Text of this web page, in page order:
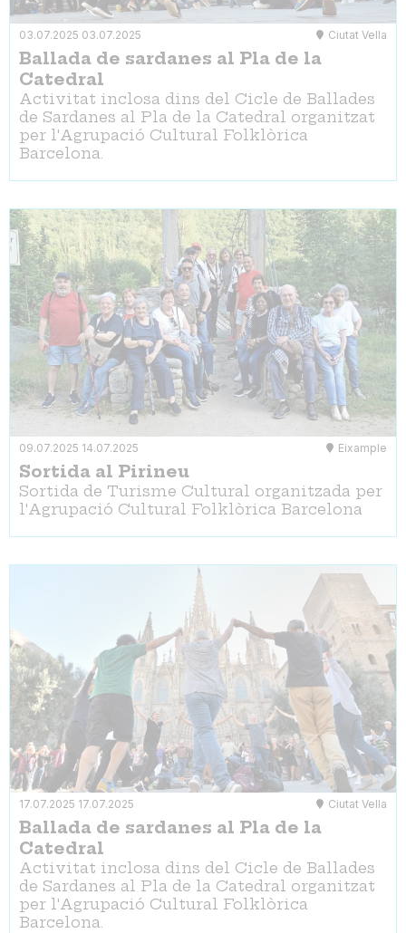
03.07.2025 03.07.2025 Ciutat Vella
Ballada de sardanes al Pla de la
Catedral
Activitat inclosa dins del Cicle de Ballades
de Sardanes al Pla de la Catedral organitzat
per l'Agrupació Cultural Folklòrica
Barcelona.
09.07.2025 14.07.2025 Eixample
Sortida al Pirineu
Sortida de Turisme Cultural organitzada per
l'Agrupació Cultural Folklòrica Barcelona
17.07.2025 17.07.2025 Ciutat Vella
Ballada de sardanes al Pla de la
Catedral
Activitat inclosa dins del Cicle de Ballades
de Sardanes al Pla de la Catedral organitzat
per l'Agrupació Cultural Folklòrica
Barcelona.